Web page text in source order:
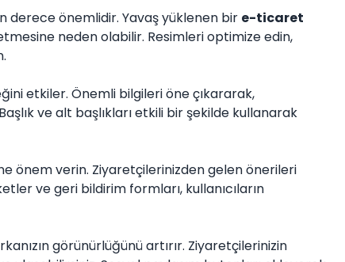
derece önemlidir. Yavaş yüklenen bir e-ticaret
neden olabilir. Resimleri optimize edin,
etkiler. Önemli bilgileri öne çıkararak,
ve alt başlıkları etkili bir şekilde kullanarak
önem verin. Ziyaretçilerinizden gelen önerileri
ve geri bildirim formları, kullanıcıların
görünürlüğünü artırır. Ziyaretçilerinizin